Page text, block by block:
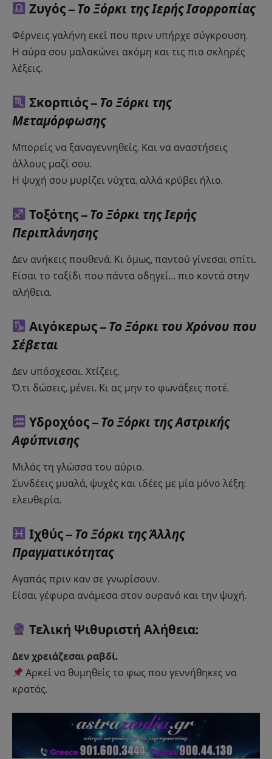
Ζυγός – Το Ξόρκι της Ιερής Ισορροπίας
Φέρνεις γαλήνη εκεί που πριν υπήρχε σύγκρουση.
Η αύρα σου μαλακώνει ακόμη και τις πιο σκληρές
λέξεις.
Σκορπιός – Το Ξόρκι της
Μεταμόρφωσης
Μπορείς να ξαναγεννηθείς. Και να αναστήσεις
άλλους μαζί σου.
Η ψυχή σου μυρίζει νύχτα, αλλά κρύβει ήλιο.
Τοξότης – Το Ξόρκι της Ιερής
Περιπλάνησης
Δεν ανήκεις πουθενά. Κι όμως, παντού γίνεσαι σπίτι.
Είσαι το ταξίδι που πάντα οδηγεί… πιο κοντά στην
αλήθεια.
Αιγόκερως – Το Ξόρκι του Χρόνου που
Σέβεται
Δεν υπόσχεσαι. Χτίζεις.
Ό,τι δώσεις, μένει. Κι ας μην το φωνάξεις ποτέ.
Υδροχόος – Το Ξόρκι της Αστρικής
Αφύπνισης
Μιλάς τη γλώσσα του αύριο.
Συνδέεις μυαλά, ψυχές και ιδέες με μία μόνο λέξη:
ελευθερία.
Ιχθύς – Το Ξόρκι της Άλλης
Πραγματικότητας
Αγαπάς πριν καν σε γνωρίσουν.
Είσαι γέφυρα ανάμεσα στον ουρανό και την ψυχή.
Τελική Ψιθυριστή Αλήθεια:
Δεν χρειάζεσαι ραβδί.
Αρκεί να θυμηθείς το φως που γεννήθηκες να
κρατάς.